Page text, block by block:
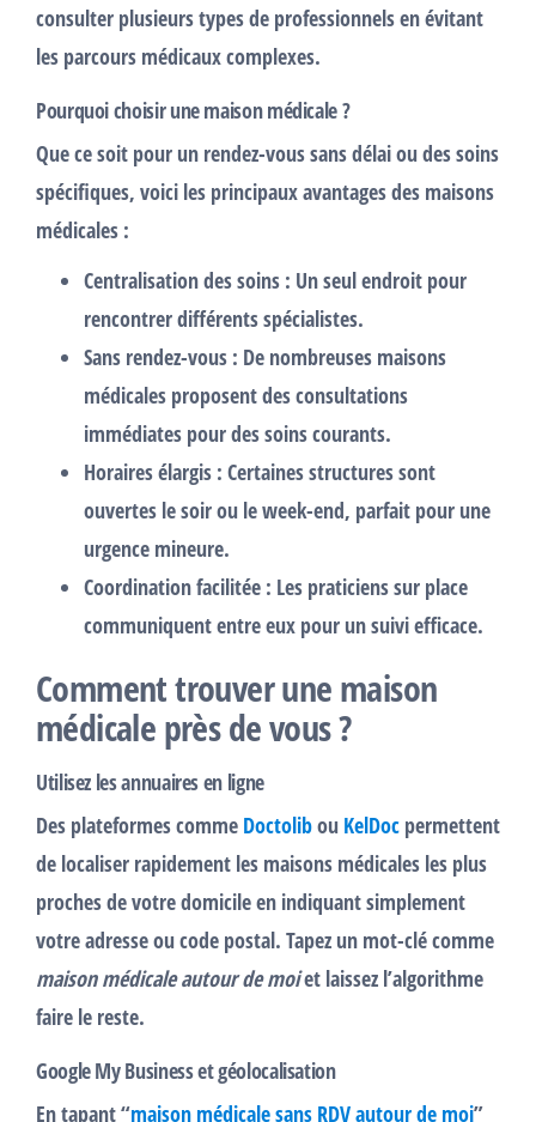
consulter plusieurs types de professionnels en évitant
les parcours médicaux complexes.
Pourquoi choisir une maison médicale ?
Que ce soit pour un rendez-vous sans délaiou des soins
spécifiques, voici les principaux avantages des maisons
médicales :
Centralisation des soins : Un seul endroit pour
rencontrer différents spécialistes.
Sans rendez-vous : De nombreuses maisons
médicales proposent des consultations
immédiates pour des soins courants.
Horaires élargis : Certaines structures sont
ouvertes le soir ou le week-end, parfait pour une
urgence mineure.
Coordination facilitée : Les praticiens sur place
communiquent entre eux pour un suivi efficace.
Comment trouver une maison
médicale près de vous ?
Utilisez les annuaires en ligne
Des plateformes comme Doctolibou KelDoc permettent
de localiser rapidement les maisons médicales les plus
proches de votre domicile en indiquant simplement
votre adresse ou code postal. Tapez un mot-clé comme
maison médicale autour de moiet laissez l’algorithme
faire le reste.
Google My Business et géolocalisation
En tapant “maison médicale sans RDV autour de moi”